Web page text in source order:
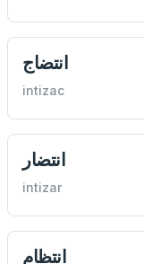
انتضاج
intizac
انتضار
intizar
انتظام